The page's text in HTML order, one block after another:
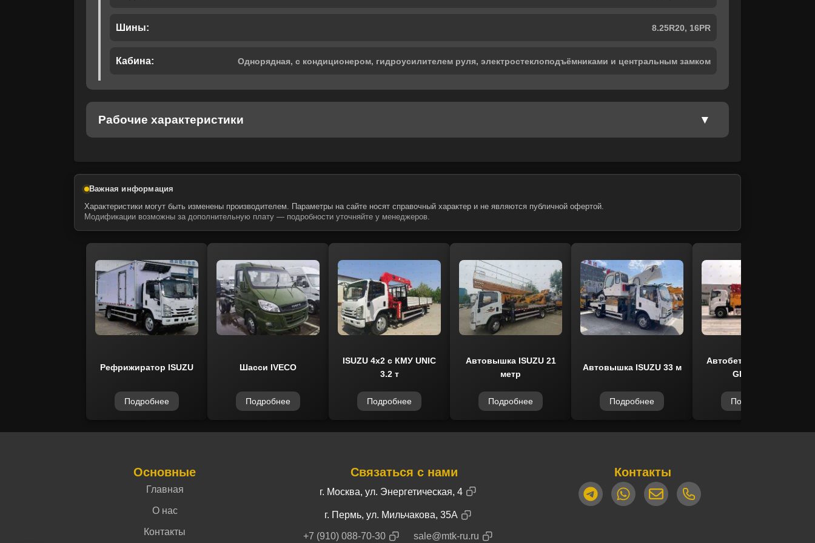
Шины: 8.25R20, 16PR
Кабина: Однорядная, с кондиционером, гидроусилителем руля, электростеклоподъёмниками и центральным замком
Рабочие характеристики
Важная информация
Характеристики могут быть изменены производителем. Параметры на сайте носят справочный характер и не являются публичной офертой.
Модификации возможны за дополнительную плату — подробности уточняйте у менеджеров.
Рефрижиратор ISUZU
Подробнее
Шасси IVECO
Подробнее
ISUZU 4x2 с КМУ UNIC
3.2 т
Подробнее
Автовышка ISUZU 21
метр
Подробнее
Автовышка ISUZU 33 м
Подробнее
Автобетононасос 6х4
GIGA 37m
Подробнее
Основные
Главная
О нас
Контакты
Связаться с нами
г. Москва, ул. Энергетическая, 4
г. Пермь, ул. Мильчакова, 35А
+7 (910) 088-70-30 sale@mtk-ru.ru
Контакты